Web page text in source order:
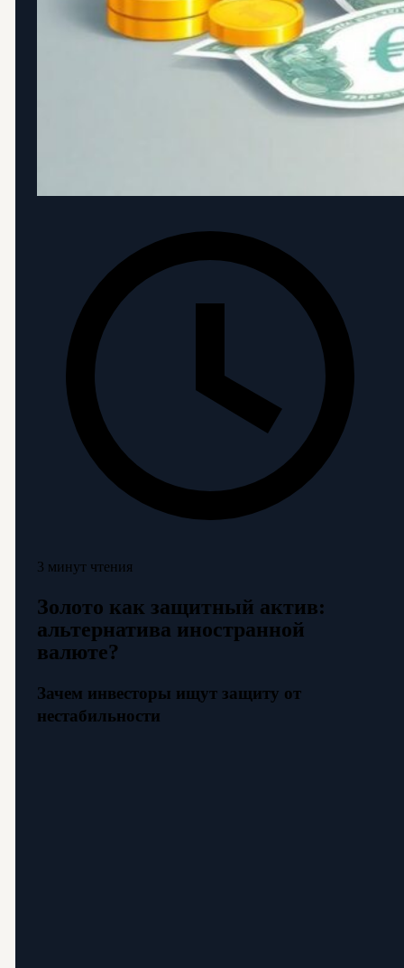
3 минут чтения
Золото как защитный актив:
альтернатива иностранной
валюте?
Зачем инвесторы ищут защиту от
нестабильности